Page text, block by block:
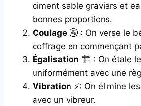
ciment sable graviers et
bonnes proportions.
Coulage 🚰 : On verse le
coffrage en commençant
Égalisation 🏗️ : On étale
uniformément avec une
Vibration ⚡: On élimine
avec un vibreur.